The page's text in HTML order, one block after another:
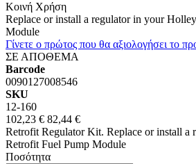
Κοινή Χρήση
Replace or install a regulator in your
Module
Γίνετε ο πρώτος που θα αξιολογήσει το
ΣΕ ΑΠΟΘΕΜΑ
Barcode
0090127008546
SKU
12-160
102,23 € 82,44 €
Retrofit Regulator Kit. Replace or install a
Retrofit Fuel Pump Module
Ποσότητα